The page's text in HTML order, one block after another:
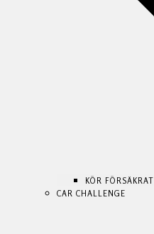
KÖR FÖRSÄKRAT
CAR CHALLENGE
KÖR FÖRSÄKRAT
CAR CHALLENGE